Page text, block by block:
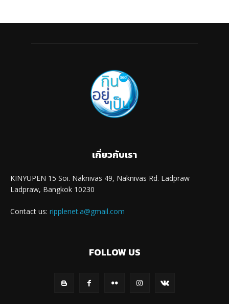
เกี่ยวกับเรา
KINYUPEN 15 Soi. Naknivas 49, Naknivas Rd. Ladpraw
Ladpraw, Bangkok 10230
Contact us: ripplenet.a@gmail.com
FOLLOW US